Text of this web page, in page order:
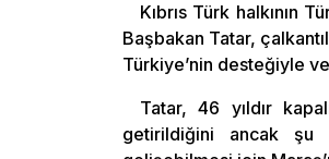
Kıbrıs Türk halkının
Başbakan Tatar,
Türkiye’nin desteğiyle
Tatar, 46 yıldır
getirildiğini ancak şu